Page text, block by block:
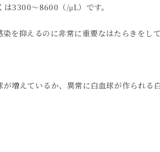
は3300～8600（/μL）です。
を抑えるのに非常に重要なはたらきをして
増えているか、異常に白血球が作られる